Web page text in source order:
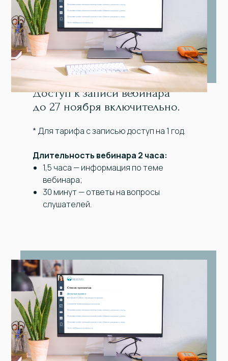
* Для тарифа с записью доступ на 1 год.
Длительность вебинара 2 часа:
1,5 часа — информация по теме
вебинара;
30 минут — ответы на вопросы
слушателей.
Доступ к записи вебинара
до 27 ноября включительно.